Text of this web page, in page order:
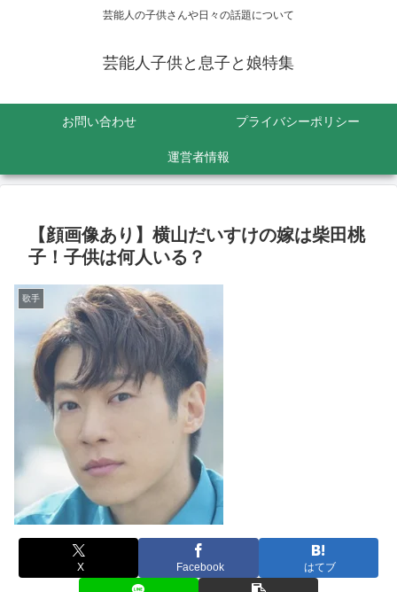
芸能人の子供さんや日々の話題について
芸能人子供と息子と娘特集
お問い合わせ プライバシーポリシー
運営者情報
【顔画像あり】横山だいすけの嫁は柴田桃
子！子供は何人いる？
歌手
X Facebook はてブ